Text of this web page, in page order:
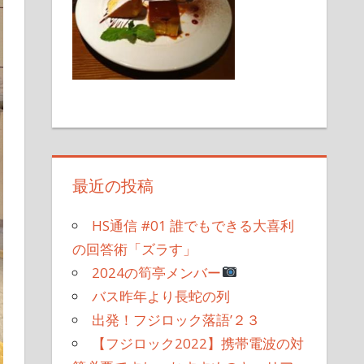
最近の投稿
HS通信 #01 誰でもできる大喜利
の回答術「ズラす」
2024の筍亭メンバー
バス昨年より長蛇の列
出発！フジロック落語’２３
【フジロック2022】携帯電波の対